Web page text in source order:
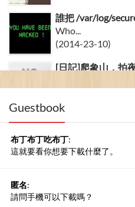
誰把 /var/log/
Who...
(2014-23-10)
[日記]爬象山，拍
Guestbook
布丁布丁吃布丁:
這就要看你想要下載什麼了。
匿名:
請問手機可以下載嗎？